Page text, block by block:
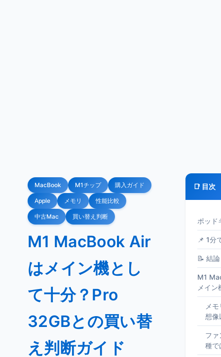
MacBook M1チップ 購入ガイド
Apple メモリ 性能比較
中古Mac 買い替え判断
M1 MacBook Air
はメイン機とし
て十分？Pro
32GBとの買い替
え判断ガイド
📑 目次
ポッド
📌 1分
📝 結論
M1
メイ
メ
想像
ファ
種で